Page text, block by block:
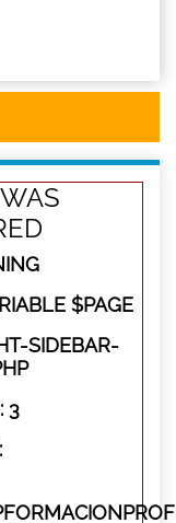
$PAGE
SIDEBAR-
3